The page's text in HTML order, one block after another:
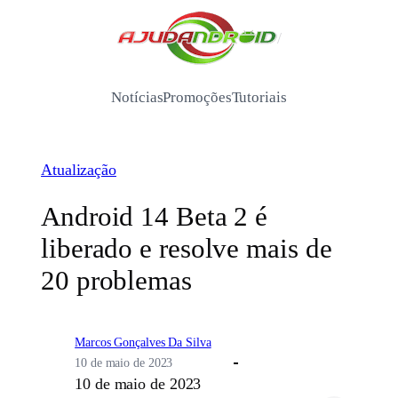
/
NotíciasPromoçõesTutoriais
Atualização
Android 14 Beta 2 é
liberado e resolve mais de
20 problemas
Marcos Gonçalves Da Silva
10 de maio de 2023
10 de maio de 2023